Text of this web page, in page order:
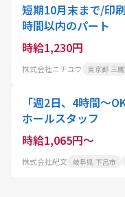
短期10月末まで/印
時間以内のパート
時給1,230円
株式会社ニチユウ 東京都 三
「週2日、4時間～
ホールスタッフ
時給1,065円～
株式会社紀文 岐阜県 下呂市